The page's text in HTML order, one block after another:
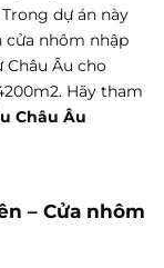
dự án này
cửa nhôm nhập
Châu Âu cho
Hãy tham
Châu Âu
– Cửa nhôm